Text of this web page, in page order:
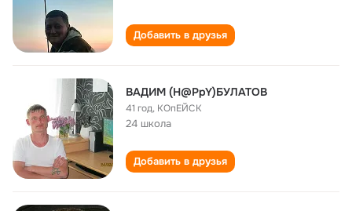
Добавить в друзья
ВАДИМ (H@PpY)БУЛАТОВ
41 год, КОпЕЙСК
24 школа
Добавить в друзья